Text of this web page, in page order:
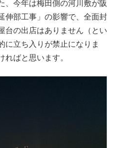
、今年は梅田側の河川敷が阪
伸部工事」の影響で、全面封
台の出店はありません（とい
に立ち入りが禁止になりま
ればと思います。